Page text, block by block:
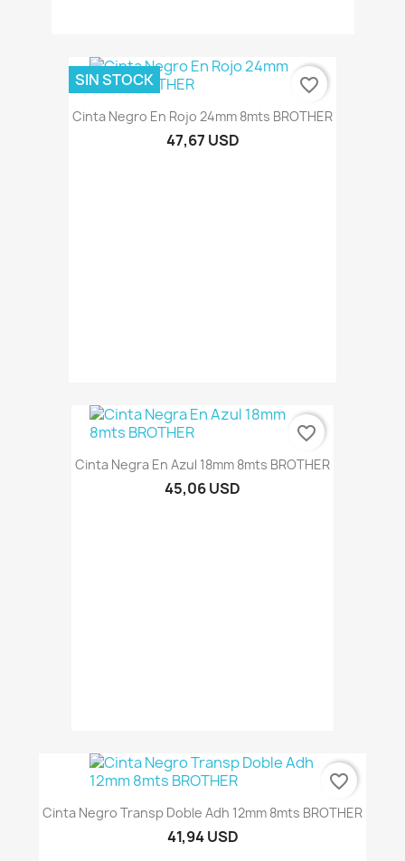
Cinta Negro En Rojo 24mm 8mts BROTHER
47,67 USD
SIN STOCK favorite_border
Cinta Negra En Azul 18mm 8mts BROTHER
45,06 USD
favorite_border
Cinta Negro Transp Doble Adh 12mm 8mts BROTHER
41,94 USD
favorite_border